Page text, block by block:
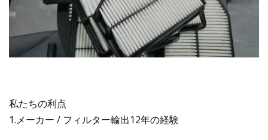
私たちの利点
1.メーカー / フィルター輸出12年の経験